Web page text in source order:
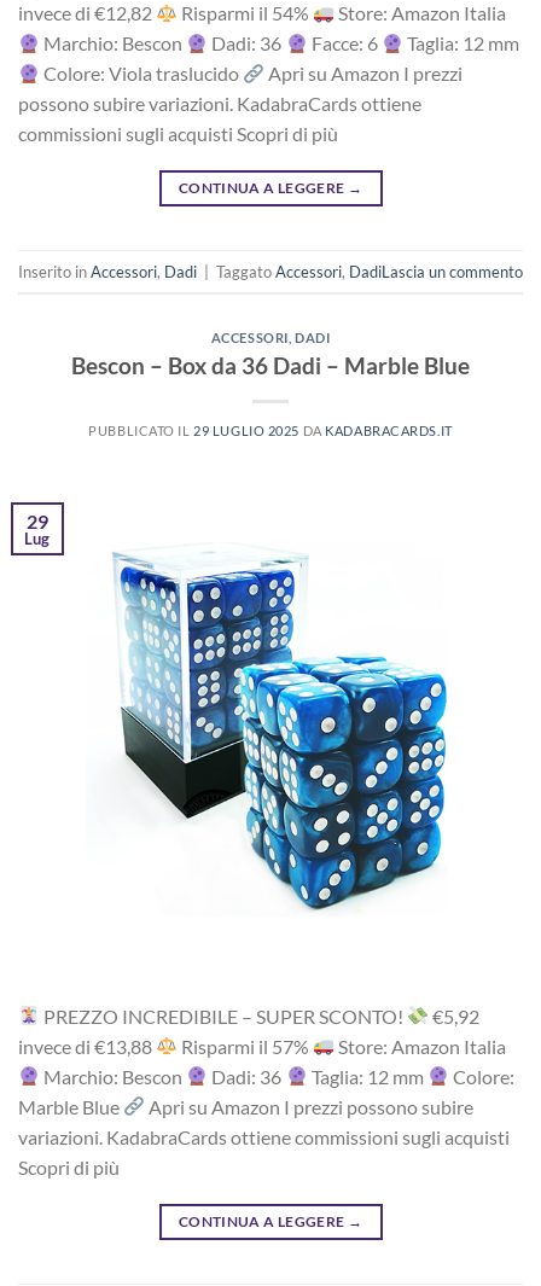
i‎nv‎ec‎e ‎di‎ €12,82
R‎is‎pa‎rm‎i ‎il‎ 54%
Store: Amazon Italia
Marchio: Bescon
Dadi: 36 Facce: 6
Taglia: 12 mm
Colore: Viola traslucido
Apri su Amazon I prezzi
possono subire variazioni. KadabraCards ottiene
commissioni sugli acquisti Scopri di più
CONTINUA A LEGGERE →
Inserito inAccessori, Dadi TaggatoAccessori, DadiLascia un commento
ACCESSORI DADI
Bescon – Box da 36 Dadi – Marble Blue
PUBBLICATO IL 29 LUGLIO 2025 DA KADABRACARDS.IT
29
Lug
PREZZO INCREDIBILE – SUPER SCONTO!
‎€5,92
i‎nv‎ec‎e ‎di‎ €13,88
R‎is‎pa‎rm‎i ‎il‎ 57%
Store: Amazon Italia
Marchio: Bescon
Dadi: 36 Taglia: 12 mm
Colore:
Marble Blue
Apri su Amazon I prezzi possono subire
variazioni. KadabraCards ottiene commissioni sugli acquisti
Scopri di più
CONTINUA A LEGGERE →